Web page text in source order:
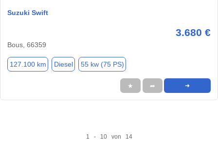
Suzuki Swift
3.680 €
Bous, 66359
127.100 km Diesel 55 kw (75 PS)
★ ➦ ➜
1 - 10 von 14